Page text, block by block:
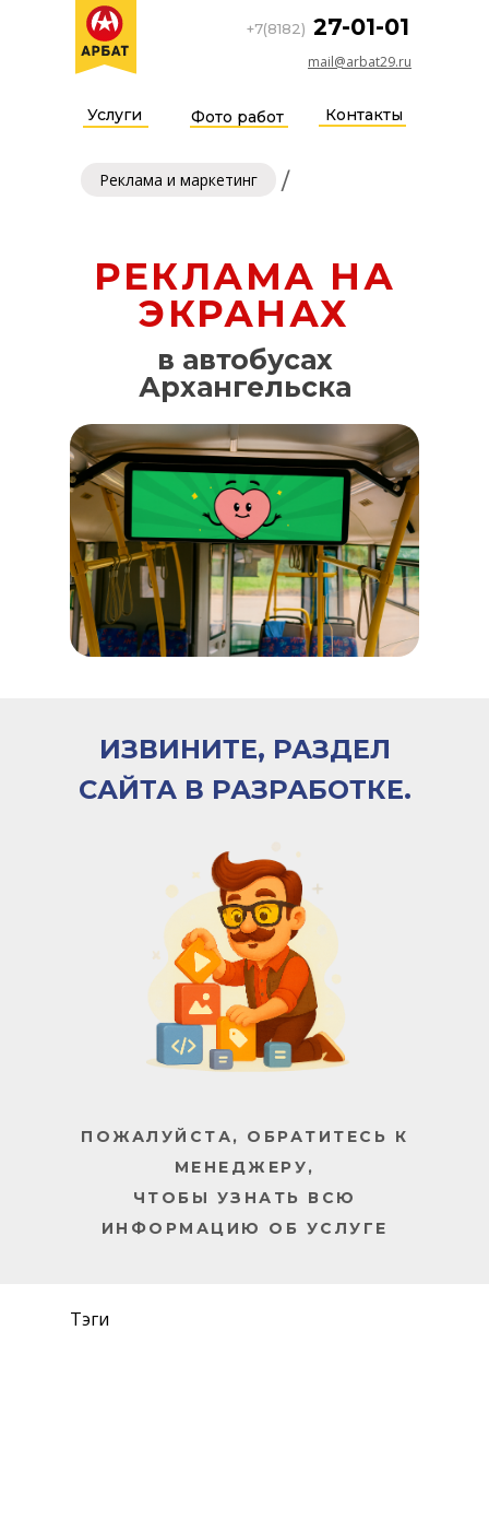
Услуги Фото работ Контакты
mail@arbat29.ru
27-01-01
+7(8182)
/
Реклама и маркетинг
РЕКЛАМА НА
ЭКРАНАХ
в автобусах
Архангельска
ПОЖАЛУЙСТА, ОБРАТИТЕСЬ К
МЕНЕДЖЕРУ,
ЧТОБЫ УЗНАТЬ ВСЮ
ИНФОРМАЦИЮ ОБ УСЛУГЕ
ИЗВИНИТЕ, РАЗДЕЛ
САЙТА В РАЗРАБОТКЕ.
Тэги